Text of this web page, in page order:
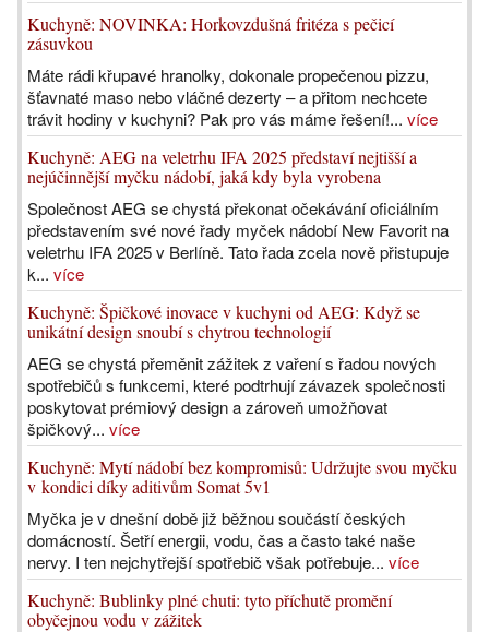
Kuchyně: NOVINKA: Horkovzdušná fritéza s pečicí
zásuvkou
Máte rádi křupavé hranolky, dokonale propečenou pizzu,
šťavnaté maso nebo vláčné dezerty – a přitom nechcete
trávit hodiny v kuchyni? Pak pro vás máme řešení!... více
Kuchyně: AEG na veletrhu IFA 2025 představí nejtišší a
nejúčinnější myčku nádobí, jaká kdy byla vyrobena
Společnost AEG se chystá překonat očekávání oficiálním
představením své nové řady myček nádobí New Favorit na
veletrhu IFA 2025 v Berlíně. Tato řada zcela nově přistupuje
k... více
Kuchyně: Špičkové inovace v kuchyni od AEG: Když se
unikátní design snoubí s chytrou technologií
AEG se chystá přeměnit zážitek z vaření s řadou nových
spotřebičů s funkcemi, které podtrhují závazek společnosti
poskytovat prémiový design a zároveň umožňovat
špičkový... více
Kuchyně: Mytí nádobí bez kompromisů: Udržujte svou myčku
v kondici díky aditivům Somat 5v1
Myčka je v dnešní době již běžnou součástí českých
domácností. Šetří energii, vodu, čas a často také naše
nervy. I ten nejchytřejší spotřebič však potřebuje... více
Kuchyně: Bublinky plné chuti: tyto příchutě promění
obyčejnou vodu v zážitek